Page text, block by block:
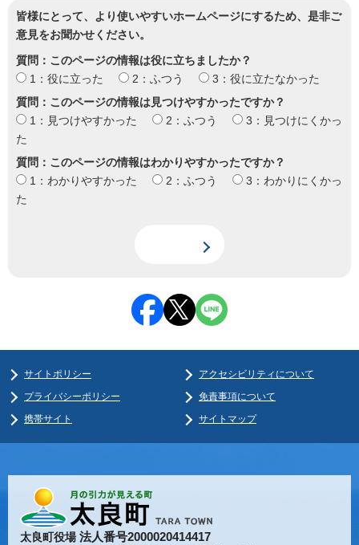
皆様にとって、より使いやすいホームページにするため、是非ご
意見をお聞かせください。
質問：このページの情報は役に立ちましたか？
1：役に立った
2：ふつう
3：役に立たなかった
質問：このページの情報は見つけやすかったですか？
1：見つけやすかった
2：ふつう
3：見つけにくかっ
た
質問：このページの情報はわかりやすかったですか？
1：わかりやすかった
2：ふつう
3：わかりにくかっ
た
サイトポリシー
アクセシビリティについて
プライバシーポリシー
免責事項について
携帯サイト
サイトマップ
太良町役場法人番号2000020414417